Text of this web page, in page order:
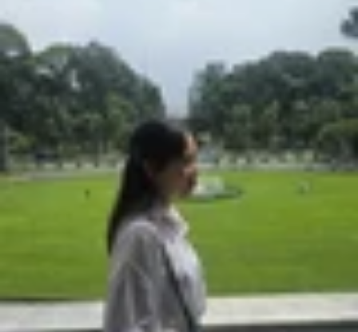
mãi
hàng - Sự kiện
So sánh Galaxy S26 vs OnePlus 15:
Liệu Samsung có còn giữ được sức
hút?
Hồng Huệ
06/04/2026
06/04/2026
Theo dõi XTMobile trên